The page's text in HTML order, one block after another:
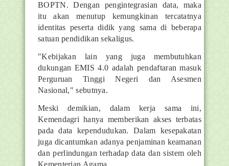
BOPTN. Dengan pengintegrasian data, maka
itu akan menutup kemungkinan tercatatnya
identitas peserta didik yang sama di beberapa
satuan pendidikan sekaligus.
"Kebijakan lain yang juga membutuhkan
dukungan EMIS 4.0 adalah pendaftaran masuk
Perguruan Tinggi Negeri dan Asesmen
Nasional," sebutnya.
Meski demikian, dalam kerja sama ini,
Kemendagri hanya memberikan akses terbatas
pada data kependudukan. Dalam kesepakatan
juga dicantumkan adanya penjaminan keamanan
dan perlindungan terhadap data dan sistem oleh
Kementerian Agama.